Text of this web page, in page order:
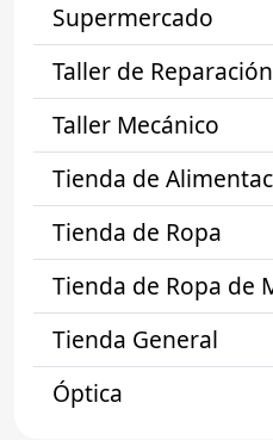
Supermercado
Taller de
Taller Mecánico
Tienda de
Tienda de Ropa
Tienda de Ropa de
Tienda General
Óptica